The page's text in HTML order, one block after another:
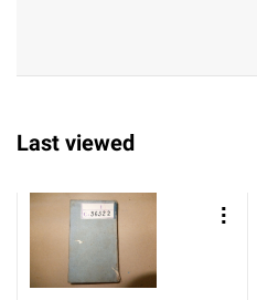
Last viewed